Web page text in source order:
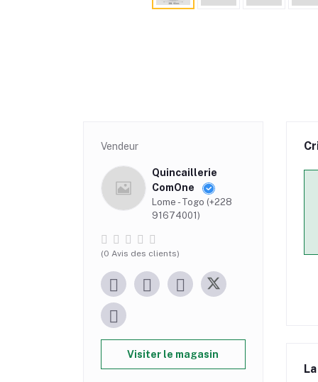
Vendeur
Quincaillerie
ComOne
Lome - Togo (+228
91674001)
(0 Avis des clients)
Visiter le magasin